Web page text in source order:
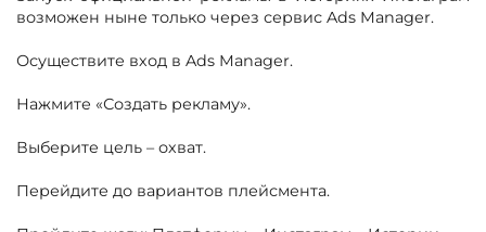
возможен ныне только через сервис Ads Manager.
Осуществите вход в Ads Manager.
Нажмите «Создать рекламу».
Выберите цель – охват.
Перейдите до вариантов плейсмента.